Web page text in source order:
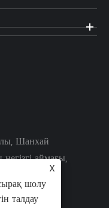
Шанхай
аймағы,
Шаньдун
X
шолу
талдау